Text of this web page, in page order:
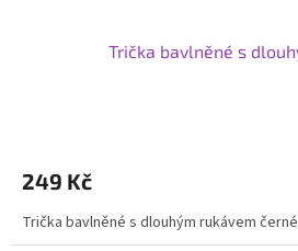
Trička bavlněné s
249 Kč
Trička bavlněné s dlouhým rukávem černé